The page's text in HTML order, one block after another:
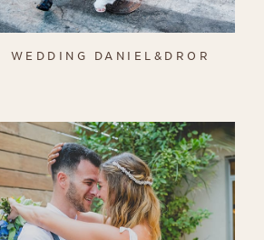
WEDDING DANIEL&DROR